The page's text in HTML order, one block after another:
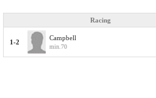
Racing
1-2
Campbell
min.70